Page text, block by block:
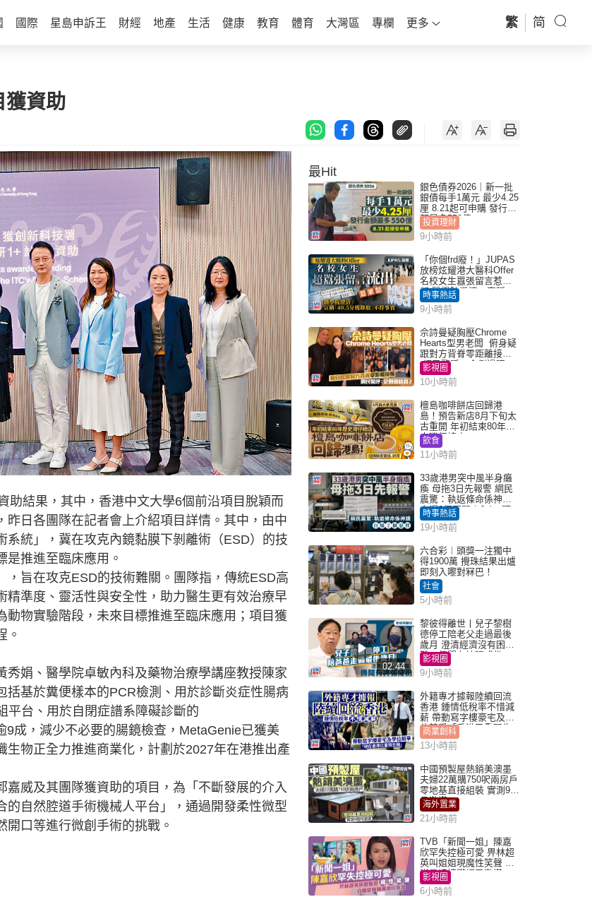
國際 星島申訴王 財經 地產 生活 健康 教育 體育 大灣區 專欄 更多 繁 简
獲資助
結果，其中，香港中文大學6個前沿項目脫穎而
日各團隊在記者會上介紹項目詳情。其中，由中
統」，冀在攻克內鏡黏膜下剝離術（ESD）的技
推進至臨床應用。
旨在攻克ESD的技術難關。團隊指，傳統ESD高
準度、靈活性與安全性，助力醫生更有效治療早
物實驗階段，未來目標推進至臨床應用；項目獲
。
娟、醫學院卓敏內科及藥物治療學講座教授陳家
基於糞便樣本的PCR檢測、用於診斷炎症性腸病
平台、用於自閉症譜系障礙診斷的
9成，減少不必要的腸鏡檢查，MetaGenie已獲美
物正全力推進商業化，計劃於2027年在港推出產
威及其團隊獲資助的項目，為「不斷發展的介入
自然腔道手術機械人平台」，通過開發柔性微型
口等進行微創手術的挑戰。
最Hit
銀色債券2026｜新一批
銀債每手1萬元 最少4.25
厘 8.21起可申購 發行金
額最多550億
投資理財
9小時前
「你個frd廢！」JUPAS
放榜炫耀港大醫科Offer
名校女生囂張留言惹眾
怒 醫學院澄清：宣稱
「40.5分獲錄取」不符事
實｜Juicy叮
時事熱話
9小時前
佘詩曼疑胸壓Chrome
Hearts型男老闆 俯身疑
跟對方背脊零距離接觸
網民驚呼：企側邊唔
得？
影視圈
10小時前
檀島咖啡餅店回歸港
島！預告新店8月下旬太
古重開 年初結束80年歷
史灣仔總店
飲食
11小時前
33歲港男突中風半身癱
瘓 母拖3日先報警 網民
震驚：執返條命係神蹟
自爆2個惡習｜Juicy叮
時事熱話
19小時前
六合彩︱頭獎一注獨中
得1900萬 攪珠結果出爐
即刻入嚟對冧巴！
社會
5小時前
02:44
黎彼得離世丨兒子黎樹
德停工陪老父走過最後
歲月 澄清經濟沒有困
難：傳聞有誇張成份
影視圈
9小時前
外籍專才據報陸續回流
香港 鍾情低稅率不惜減
薪 帶動寫字樓豪宅及學
位競爭「香港已重現生
機」
商業創科
13小時前
中國預製屋熱銷美澳墨
夫婦22萬購750呎兩房戶
零地基直接組裝 實測9個
月激讚
海外置業
21小時前
TVB「新聞一姐」陳嘉
欣罕失控極可愛 畀林超
英叫姐姐現魔性笑聲 自
嘲是姨姨獲網民激讚
影視圈
6小時前